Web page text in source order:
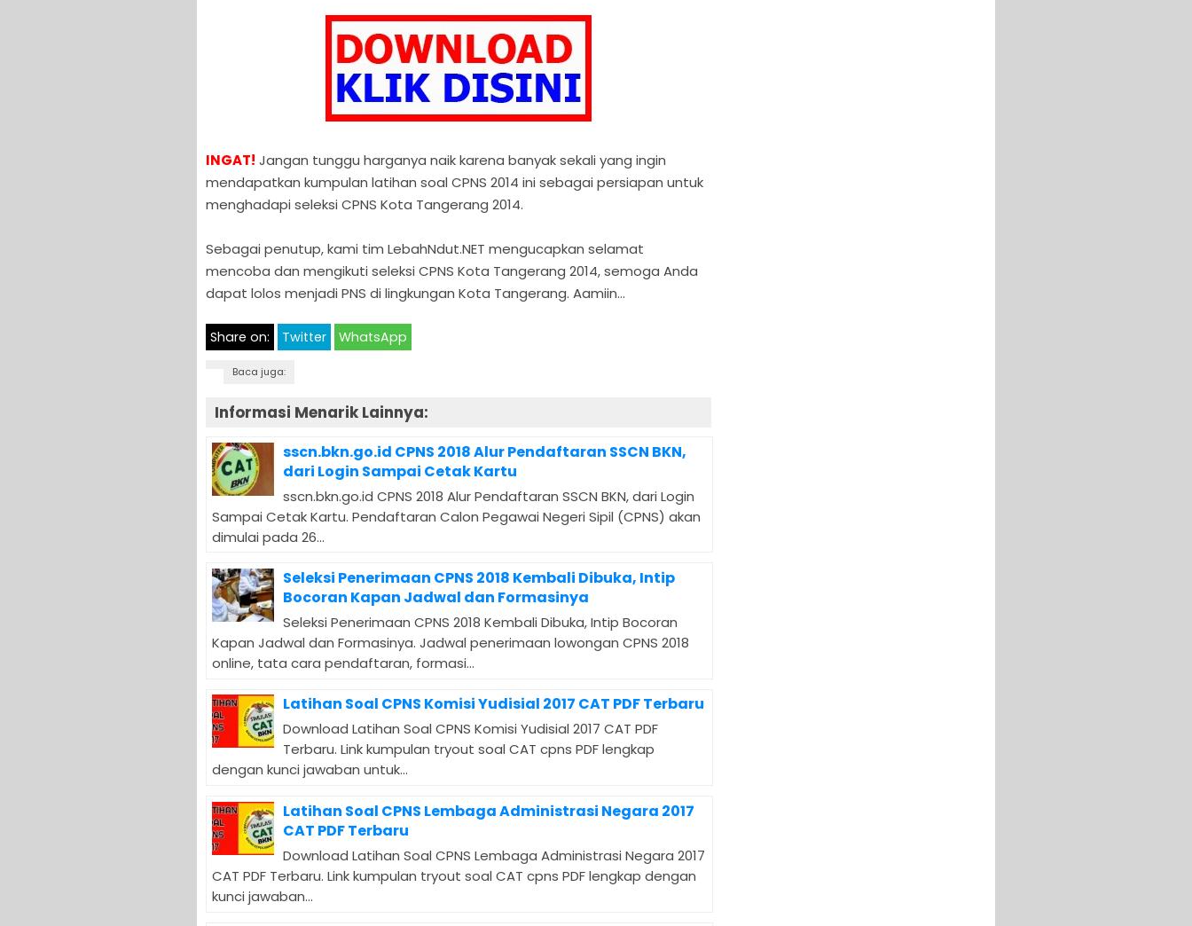
INGAT! Jangan tunggu harganya naik karena banyak sekali yang ingin
mendapatkan kumpulan latihan soal CPNS 2014 ini sebagai persiapan untuk
menghadapi seleksi CPNS Kota Tangerang 2014.
Sebagai penutup, kami tim LebahNdut.NET mengucapkan selamat
mencoba dan mengikuti seleksi CPNS Kota Tangerang 2014, semoga Anda
dapat lolos menjadi PNS di lingkungan Kota Tangerang. Aamiin…
Share on: Twitter WhatsApp
Baca juga:
Informasi Menarik Lainnya:
sscn.bkn.go.id CPNS 2018 Alur Pendaftaran SSCN BKN,
dari Login Sampai Cetak Kartu
sscn.bkn.go.id CPNS 2018 Alur Pendaftaran SSCN BKN, dari Login
Sampai Cetak Kartu. Pendaftaran Calon Pegawai Negeri Sipil (CPNS) akan
dimulai pada 26...
Seleksi Penerimaan CPNS 2018 Kembali Dibuka, Intip
Bocoran Kapan Jadwal dan Formasinya
Seleksi Penerimaan CPNS 2018 Kembali Dibuka, Intip Bocoran
Kapan Jadwal dan Formasinya. Jadwal penerimaan lowongan CPNS 2018
online, tata cara pendaftaran, formasi...
Latihan Soal CPNS Komisi Yudisial 2017 CAT PDF Terbaru
Download Latihan Soal CPNS Komisi Yudisial 2017 CAT PDF
Terbaru. Link kumpulan tryout soal CAT cpns PDF lengkap
dengan kunci jawaban untuk...
Latihan Soal CPNS Lembaga Administrasi Negara 2017
CAT PDF Terbaru
Download Latihan Soal CPNS Lembaga Administrasi Negara 2017
CAT PDF Terbaru. Link kumpulan tryout soal CAT cpns PDF lengkap dengan
kunci jawaban...